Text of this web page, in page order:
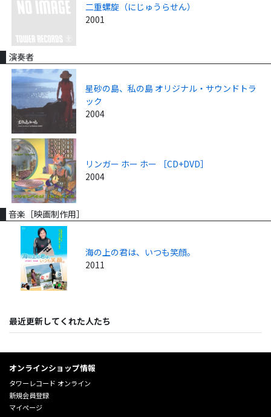
二重螺旋（にじゅうらせん）
2001
演奏者
星砂の島、私の島 オリジナル・サウンドトラ
ック
2004
リンガー ホー ホー ［CD+DVD］
2004
音楽［映画制作用］
海の上の君は、いつも笑顔。
2011
最近更新してくれた人たち
オンラインショップ情報
タワーレコード オンライン
新規会員登録
マイページ